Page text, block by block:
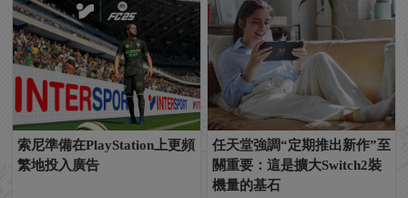
索尼準備在PlayStation上更頻
繁地投入廣告
任天堂強調“定期推出新作”至
關重要：這是擴大Switch2裝
機量的基石